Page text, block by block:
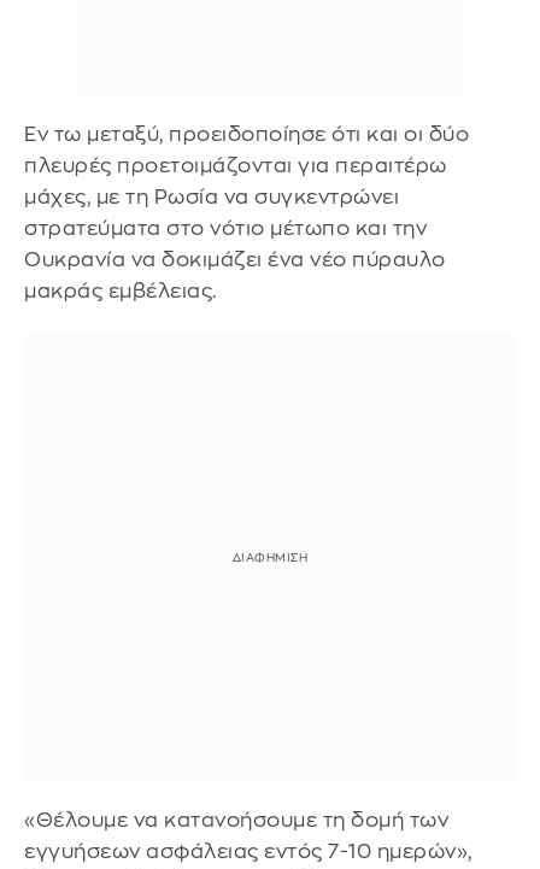
Εν τω μεταξύ, προειδοποίησε ότι και οι δύο
πλευρές προετοιμάζονται για περαιτέρω
μάχες, με τη Ρωσία να συγκεντρώνει
στρατεύματα στο νότιο μέτωπο και την
Ουκρανία να δοκιμάζει ένα νέο πύραυλο
μακράς εμβέλειας.
«Θέλουμε να κατανοήσουμε τη δομή των
εγγυήσεων ασφάλειας εντός 7-10 ημερών»,